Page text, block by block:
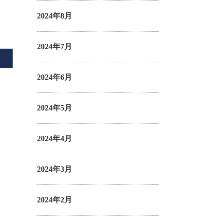
2024年8月
2024年7月
2024年6月
2024年5月
2024年4月
2024年3月
2024年2月